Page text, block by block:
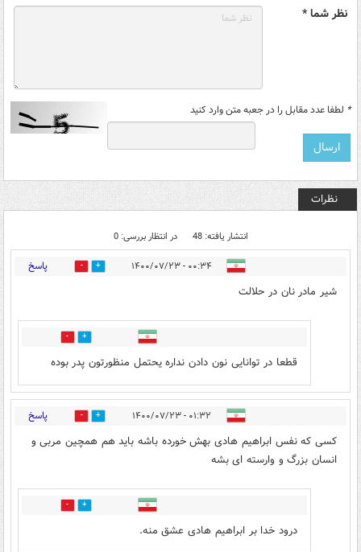
نظر شما *
* لطفا عدد مقابل را در جعبه متن وارد کنید
نظرات
انتشار یافته: 48 در انتظار بررسی: 0
۰۰:۳۴ - ۱۴۰۰/۰۷/۲۳ 19 پاسخ
شیر مادر نان در حلالت
8
قطعا در توانایی نون دادن نداره یحتمل منظورتون پدر بوده
۰۱:۳۲ - ۱۴۰۰/۰۷/۲۳ 33 پاسخ
کسی که نفس ابراهیم هادی بهش خورده باشه باید هم همچین مربی و
انسان بزرگ و وارسته ای بشه
20
درود خدا بر ابراهیم هادی عشق منه.